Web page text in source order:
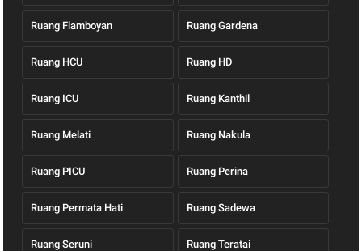
Ruang Flamboyan Ruang Gardena
Ruang HCU Ruang HD
Ruang ICU Ruang Kanthil
Ruang Melati Ruang Nakula
Ruang PICU Ruang Perina
Ruang Permata Hati Ruang Sadewa
Ruang Seruni Ruang Teratai